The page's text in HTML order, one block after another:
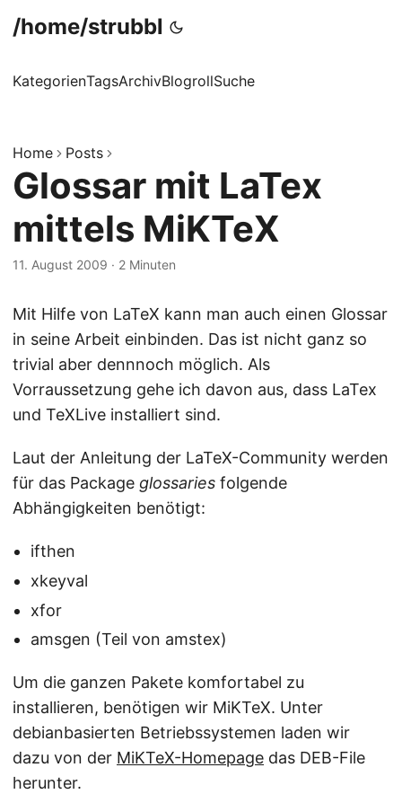
/home/strubbl
KategorienTagsArchivBlogrollSuche
Home Posts
Glossar mit LaTex
mittels MiKTeX
11. August 2009 · 2 Minuten
Mit Hilfe von LaTeX kann man auch einen Glossar
in seine Arbeit einbinden. Das ist nicht ganz so
trivial aber dennnoch möglich. Als
Vorraussetzung gehe ich davon aus, dass LaTex
und TeXLive installiert sind.
Laut der Anleitung der LaTeX-Community werden
für das Package glossaries folgende
Abhängigkeiten benötigt:
ifthen
xkeyval
xfor
amsgen (Teil von amstex)
Um die ganzen Pakete komfortabel zu
installieren, benötigen wir MiKTeX. Unter
debianbasierten Betriebssystemen laden wir
dazu von der MiKTeX-Homepage das DEB-File
herunter.